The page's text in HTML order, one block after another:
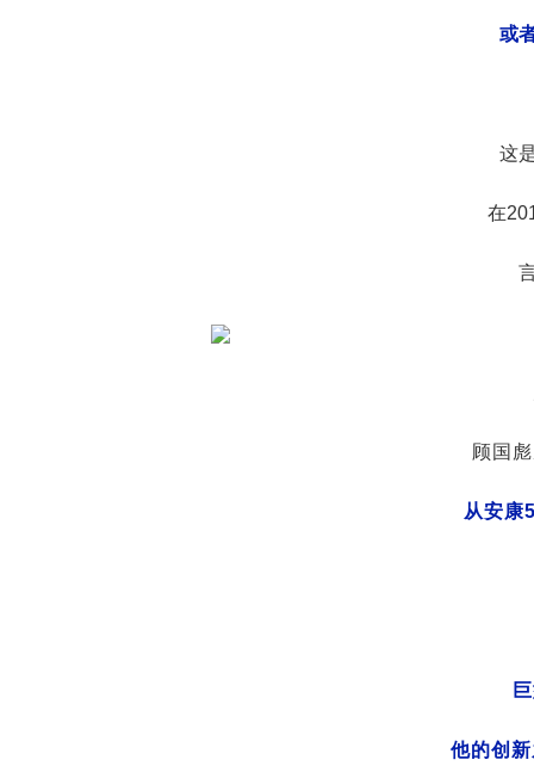
或
这
在
顾国
从安康
他的创